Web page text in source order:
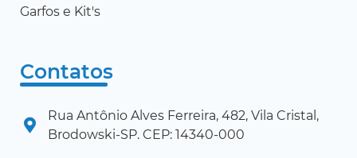
Garfos e Kit's
Contatos
Rua Antônio Alves Ferreira, 482, Vila Cristal,
Brodowski-SP. CEP: 14340-000